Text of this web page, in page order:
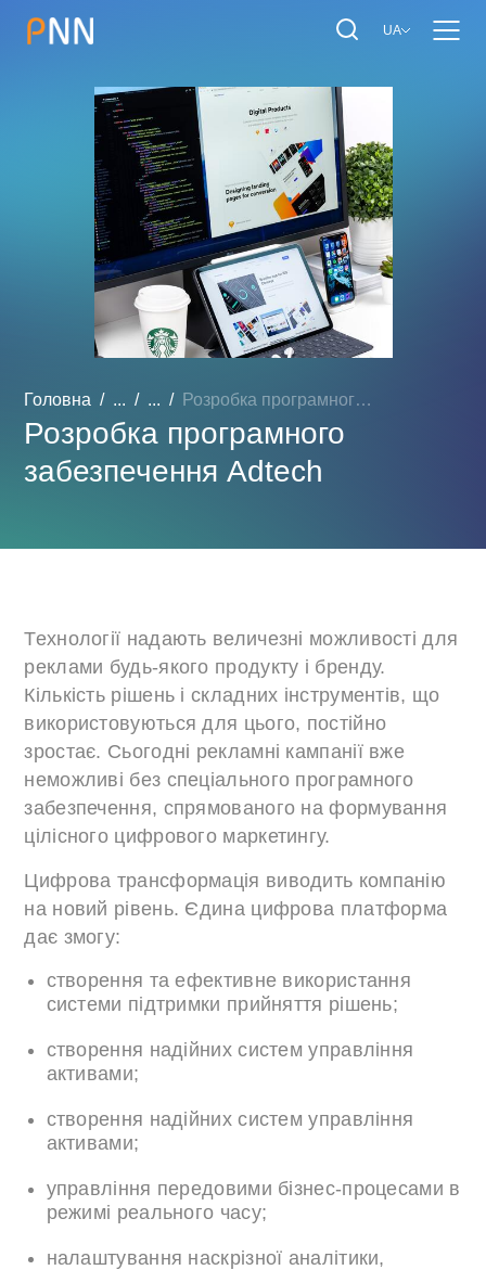
UA
Головна ... ... Розробка програмного забе...
Розробка програмного
забезпечення Adtech
Технології надають величезні можливості для
реклами будь-якого продукту і бренду.
Кількість рішень і складних інструментів, що
використовуються для цього, постійно
зростає. Сьогодні рекламні кампанії вже
неможливі без спеціального програмного
забезпечення, спрямованого на формування
цілісного цифрового маркетингу.
Цифрова трансформація виводить компанію
на новий рівень. Єдина цифрова платформа
дає змогу:
створення та ефективне використання
системи підтримки прийняття рішень;
створення надійних систем управління
активами;
створення надійних систем управління
активами;
управління передовими бізнес-процесами в
режимі реального часу;
налаштування наскрізної аналітики,